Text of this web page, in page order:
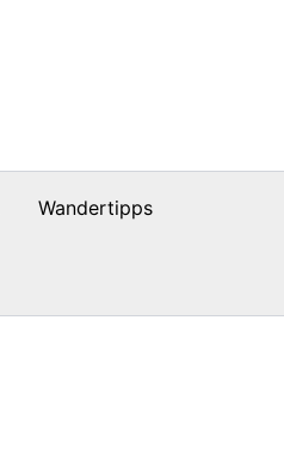
Wandertipps